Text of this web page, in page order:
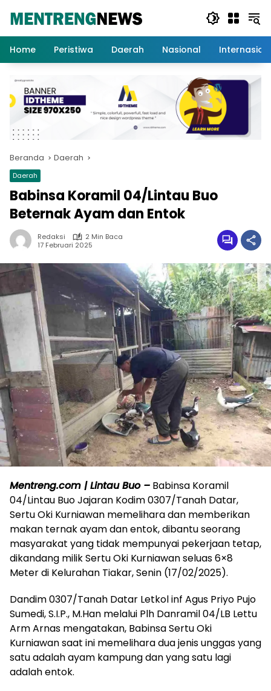
Home
Peristiwa Daerah Nasional
Beranda Daerah
Daerah
Babinsa Koramil 04/Lintau Buo
Beternak Ayam dan Entok
Redaksi
2 Min Baca
17 Februari 2025
Mentreng.com | Lintau Buo – Babinsa Koramil
04/Lintau Buo Jajaran Kodim 0307/Tanah Datar,
Sertu Oki Kurniawan memelihara dan memberikan
makan ternak ayam dan entok, dibantu seorang
masyarakat yang tidak mempunyai pekerjaan tetap,
dikandang milik Sertu Oki Kurniawan seluas 6×8
Meter di Kelurahan Tiakar, Senin (17/02/2025).
Dandim 0307/Tanah Datar Letkol inf Agus Priyo Pujo
Sumedi, S.I.P., M.Han melalui Plh Danramil 04/LB Lettu
Arm Arnas mengatakan, Babinsa Sertu Oki
Kurniawan saat ini memelihara dua jenis unggas yang
satu adalah ayam kampung dan yang satu lagi
adalah entok.